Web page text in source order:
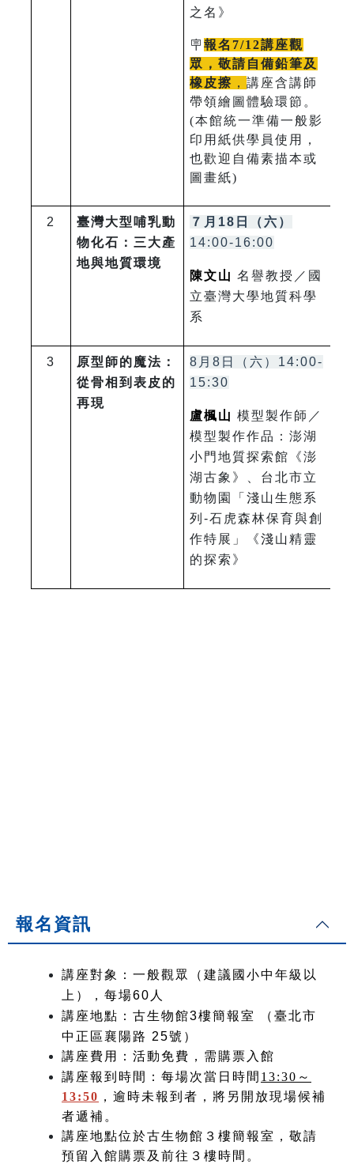
之名》
🪧 報名7/12講座觀
眾，敬請自備鉛筆及
橡皮擦 ， 講座含講師
帶領繪圖體驗環節。
(本館統一準備一般影
印用紙供學員使用，
也歡迎自備素描本或
圖畫紙)
2
臺灣大型哺乳動
物化石：三大產
地與地質環境
７月18日（六）
14:00-16:00
陳文山 名譽教授／國
立臺灣大學地質科學
系
3
原型師的魔法：
從骨相到表皮的
再現
8 月8日（六） 14:00-
15:30
盧楓山 模型製作師／
模型製作作品：澎湖
小門地質探索館《澎
湖古象》、台北市立
動物園「淺山生態系
列-石虎森林保育與創
作特展」《淺山精靈
的探索》
報名資訊
講座對象：一般觀眾（建議國小中年級以
上），每場60人
講座地點：古生物館3樓簡報室
（臺北市
中正區襄陽路 25號）
講座費用：活動免費，需購票入館
講座報到時間：每場次當日時間 13:30～
13:50 ，逾時未報到者，將另開放現場候補
者遞補。
講座地點位於古生物館３樓簡報室，敬請
預留入館購票及前往３樓時間。